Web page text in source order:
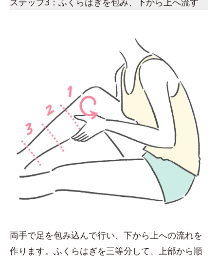
両手で足を包み込んで行い、下から上への流れを
作ります。ふくらはぎを三等分して、上部から順